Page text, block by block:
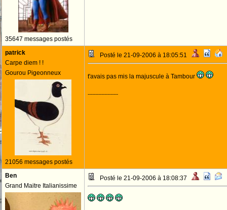
35647 messages postés
patrick
Carpe diem ! !
Gourou Pigeonneux
21056 messages postés
Posté le 21-09-2006 à 18:05:51
t'avais pas mis la majuscule à Tambour
--------------------
Ben
Grand Maitre Italianissime
Posté le 21-09-2006 à 18:08:37